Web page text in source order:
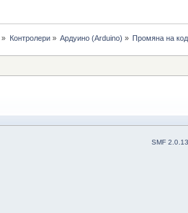
» Контролери» Ардуино (Arduino) » Промяна на код
SMF 2.0.13